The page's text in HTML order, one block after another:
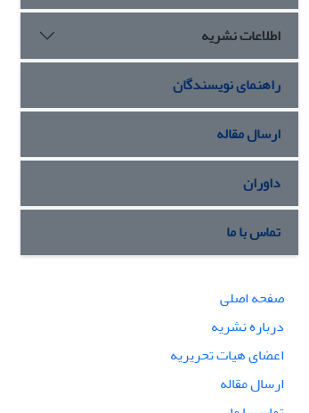
اطلاعات نشریه
راهنمای نویسندگان
ارسال مقاله
داوران
تماس با ما
صفحه اصلی
درباره نشریه
اعضای هیات تحریریه
ارسال مقاله